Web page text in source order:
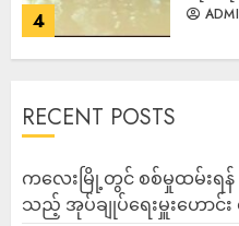
4
RECENT POSTS
ကလေးမြို့တွင် စစ်မှုထမ်းရန်
သည့် အုပ်ချုပ်ရေးမှူးဟောင်း